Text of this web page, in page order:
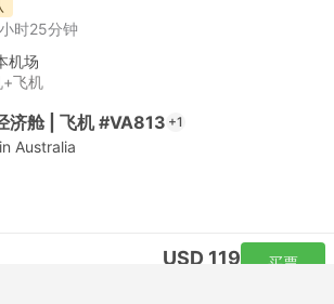
时25分钟
机场
飞机
济舱 | 飞机 #VA813 +1
Australia
USD 119 买票